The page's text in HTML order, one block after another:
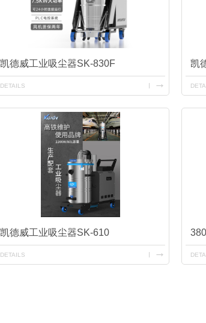
凯德威工业吸尘器SK-830F
DETAILS
凯
凯德威工业吸尘器SK-610
DETAILS